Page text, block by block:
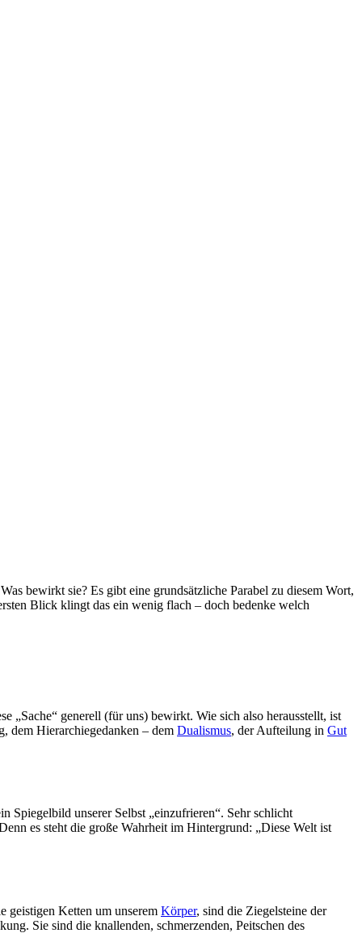
bewirkt sie? Es gibt eine grundsätzliche Parabel zu diesem Wort,
Blick klingt das ein wenig flach – doch bedenke welch
„Sache“ generell (für uns) bewirkt. Wie sich also herausstellt, ist
dem Hierarchiegedanken – dem Dualismus, der Aufteilung in Gut
Spiegelbild unserer Selbst „einzufrieren“. Sehr schlicht
es steht die große Wahrheit im Hintergrund: „Diese Welt ist
geistigen Ketten um unserem Körper, sind die Ziegelsteine der
Sie sind die knallenden, schmerzenden, Peitschen des